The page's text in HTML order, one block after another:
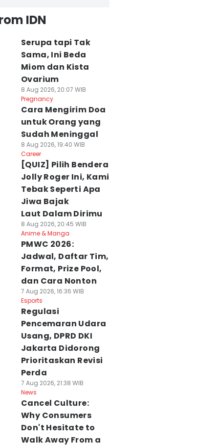
IDN
Serupa tapi Tak
Sama, Ini Beda
Miom dan Kista
Ovarium
8 Aug 2026, 20:07 WIB
Pregnancy
Cara Mengirim Doa
untuk Orang yang
Sudah Meninggal
8 Aug 2026, 19:40 WIB
Career
[QUIZ] Pilih Bendera
Jolly Roger Ini, Kami
Tebak Seperti Apa
Jiwa Bajak
Laut Dalam Dirimu
8 Aug 2026, 20:45 WIB
Anime & Manga
PMWC 2026:
Jadwal, Daftar Tim,
Format, Prize Pool,
dan Cara Nonton
7 Aug 2026, 16:36 WIB
Esports
Regulasi
Pencemaran Udara
Usang, DPRD DKI
Jakarta Didorong
Prioritaskan Revisi
Perda
7 Aug 2026, 21:38 WIB
News
Cancel Culture:
Why Consumers
Don't Hesitate to
Walk Away From a